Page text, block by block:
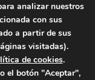
analizar nuestros
con sus
a partir de sus
visitadas).
de cookies.
el botón "Aceptar",